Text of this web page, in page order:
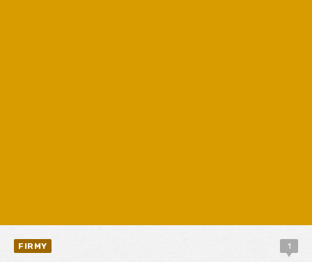
FIRMY 1